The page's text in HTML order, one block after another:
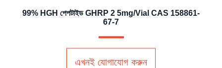
99% HGH পেপটাইড GHRP 2 5mg/Vial CAS 158861-
67-7
এখনই যোগাযোগ করুন